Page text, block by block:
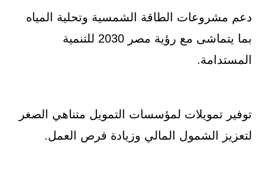
دعم مشروعات الطاقة الشمسية وتحلية المياه
بما يتماشى مع رؤية مصر 2030 للتنمية
المستدامة.
توفير تمويلات لمؤسسات التمويل متناهي الصغر
لتعزيز الشمول المالي وزيادة فرص العمل.